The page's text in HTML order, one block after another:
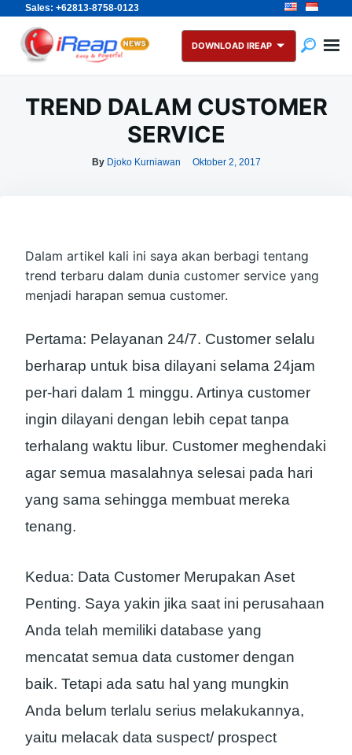
Sales: +62813-8758-0123
Skip
content
Search
for:
DOWNLOAD IREAP
TREND DALAM CUSTOMER
SERVICE
By Djoko Kurniawan Oktober 2, 2017
Dalam artikel kali ini saya akan berbagi tentang
trend terbaru dalam dunia customer service yang
menjadi harapan semua customer.
Pertama: Pelayanan 24/7. Customer selalu
berharap untuk bisa dilayani selama 24jam
per-hari dalam 1 minggu. Artinya customer
ingin dilayani dengan lebih cepat tanpa
terhalang waktu libur. Customer meghendaki
agar semua masalahnya selesai pada hari
yang sama sehingga membuat mereka
tenang.
Kedua: Data Customer Merupakan Aset
Penting. Saya yakin jika saat ini perusahaan
Anda telah memiliki database yang
mencatat semua data customer dengan
baik. Tetapi ada satu hal yang mungkin
Anda belum terlalu serius melakukannya,
yaitu melacak data suspect/ prospect